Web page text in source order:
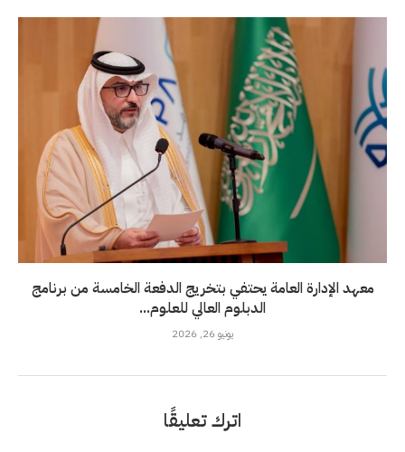
معهد الإدارة العامة يحتفي بتخريج الدفعة الخامسة من برنامج
الدبلوم العالي للعلوم...
يونيو 26, 2026
اترك تعليقًا